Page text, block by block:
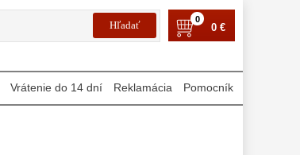
0
0 €
Vrátenie do 14 dní Reklamácia Pomocník